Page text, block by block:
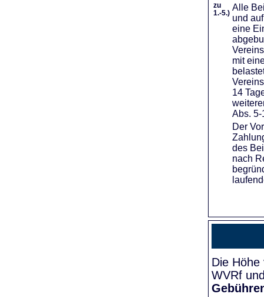
zu
1.-5.)
Alle
und
eine
mit
14
Abs.
Der
des
nach
Die
WVRf